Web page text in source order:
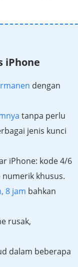
iPhone
dengan
tanpa perlu
jenis kunci
iPhone: kode 4/6
numerik khusus.
8 jam bahkan
rusak,
dalam beberapa